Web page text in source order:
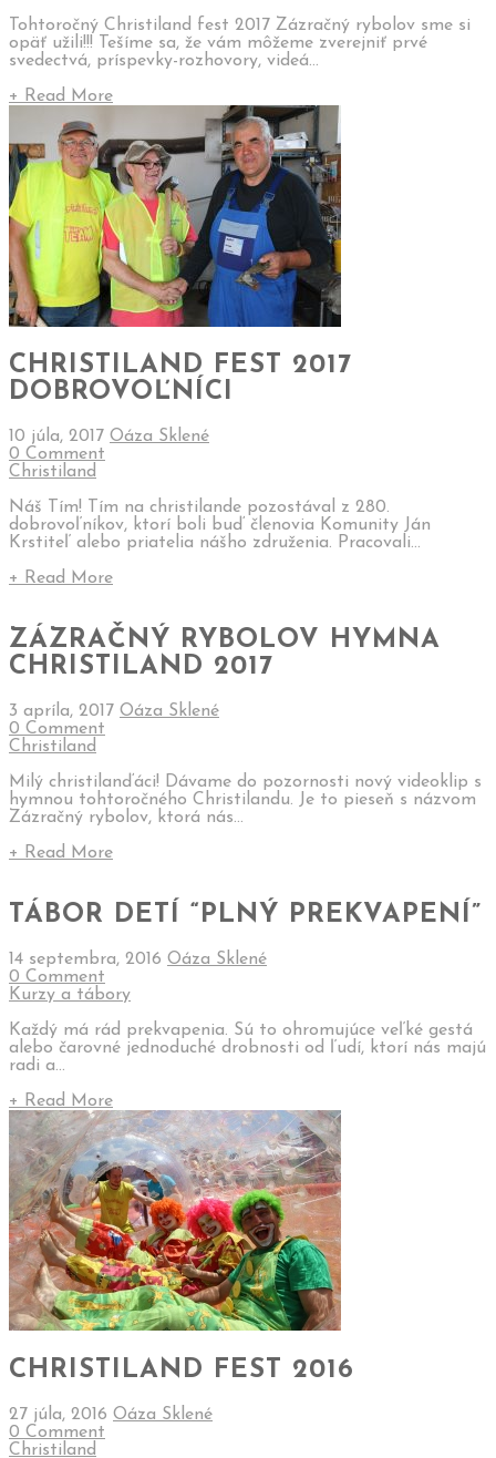
Tohtoročný Christiland fest 2017 Zázračný rybolov sme si
opäť užili!!! Tešíme sa, že vám môžeme zverejniť prvé
svedectvá, príspevky-rozhovory, videá...
+ Read More
CHRISTILAND FEST 2017
DOBROVOĽNÍCI
10 júla, 2017 Oáza Sklené
0 Comment
Christiland
Náš Tím! Tím na christilande pozostával z 280.
dobrovoľníkov, ktorí boli buď členovia Komunity Ján
Krstiteľ alebo priatelia nášho združenia. Pracovali...
+ Read More
ZÁZRAČNÝ RYBOLOV HYMNA
CHRISTILAND 2017
3 apríla, 2017 Oáza Sklené
0 Comment
Christiland
Milý christilanďáci! Dávame do pozornosti nový videoklip s
hymnou tohtoročného Christilandu. Je to pieseň s názvom
Zázračný rybolov, ktorá nás...
+ Read More
TÁBOR DETÍ “PLNÝ PREKVAPENÍ”
14 septembra, 2016 Oáza Sklené
0 Comment
Kurzy a tábory
Každý má rád prekvapenia. Sú to ohromujúce veľké gestá
alebo čarovné jednoduché drobnosti od ľudí, ktorí nás majú
radi a...
+ Read More
CHRISTILAND FEST 2016
27 júla, 2016 Oáza Sklené
0 Comment
Christiland